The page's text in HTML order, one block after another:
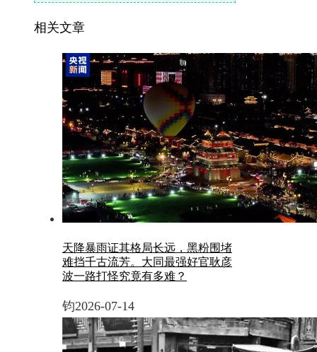
相关文章
天降暴雨证其格局长远，黑粉围堵
难挡千古流芳。大同最强好官耿彦
波一路打怪究竟有多难？
钧2026-07-14